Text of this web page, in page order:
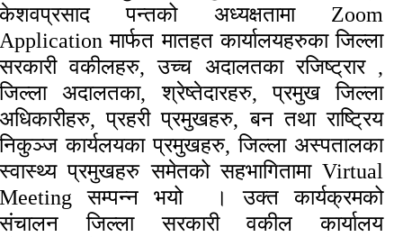
केशवप्रसाद पन्तको अध्यक्षतामा Zoom
Application मार्फत मातहत कार्यालयहरुका जिल्ला
सरकारी वकीलहरु, उच्च अदालतका रजिष्ट्रार ,
जिल्ला अदालतका, श्रेष्तेदारहरु, प्रमुख जिल्ला
अधिकारीहरु, प्रहरी प्रमुखहरु, बन तथा राष्ट्रिय
निकुञ्ज कार्यलयका प्रमुखहरु, जिल्ला अस्पतालका
स्वास्थ्य प्रमुखहरु समेतको सहभागितामा Virtual
Meeting सम्पन्न भयो । उक्त कार्यक्रमको
संचालन जिल्ला सरकारी वकील कार्यालय